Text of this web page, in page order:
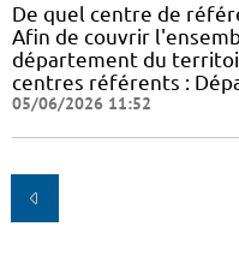
De quel centre de
Afin de couvrir
département du
centres référents :
05/06/2026 11:52